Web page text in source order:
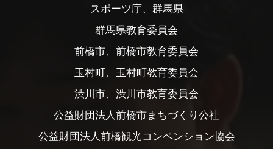
スポーツ庁、群馬県
群馬県教育委員会
前橋市、前橋市教育委員会
玉村町、玉村町教育委員会
渋川市、渋川市教育委員会
公益財団法人前橋市まちづくり公社
公益財団法人前橋観光コンベンション協会